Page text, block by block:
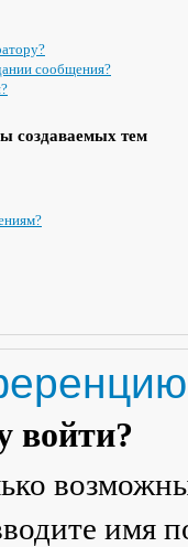
сообщения?
создаваемых тем
войти?
имя